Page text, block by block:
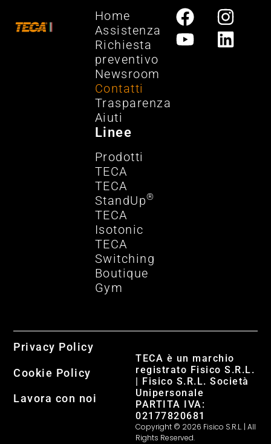
Home
Assistenza
Richiesta
preventivo
Newsroom
Contatti
Trasparenza
Aiuti
Linee
Prodotti
TECA
TECA
StandUp®
TECA
Isotonic
TECA
Switching
Boutique
Gym
TECA è un marchio
registrato Fisico S.R.L.
| Fisico S.R.L. Società
Unipersonale
PARTITA IVA:
02177820681
Copyright © 2026 Fisico S.R.L. | All
Rights Reserved.
Privacy Policy
Cookie Policy
Lavora con noi